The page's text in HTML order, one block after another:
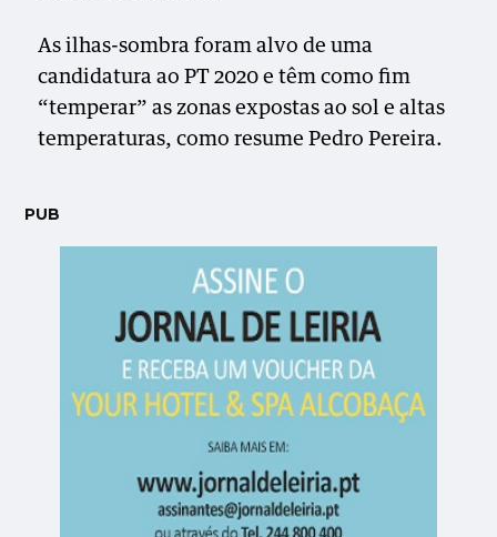
As ilhas-sombra foram alvo de uma
candidatura ao PT 2020 e têm como fim
“temperar” as zonas expostas ao sol e altas
temperaturas, como resume Pedro Pereira.
PUB